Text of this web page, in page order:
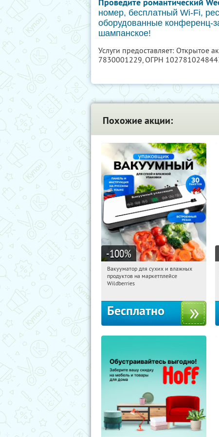
номер, бесплатный Wi-Fi,
оборудованные конференц-
шампанское!
Услуги предоставляет: Открытое
7830001229, ОГРН
Похожие акции:
-100%
17:31:00 Получили:181
Россия
Вакууматор для сухих и влажных
продуктов на маркетплейсе
Wildberries
Бесплатно